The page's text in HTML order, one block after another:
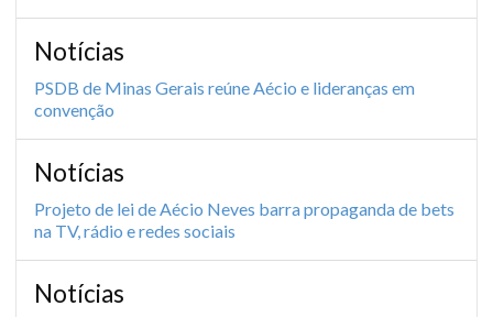
Notícias
PSDB de Minas Gerais reúne Aécio e lideranças em
convenção
Notícias
Projeto de lei de Aécio Neves barra propaganda de bets
na TV, rádio e redes sociais
Notícias